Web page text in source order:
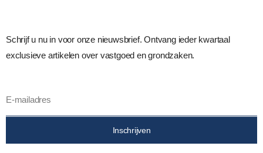
Schrijf u nu in voor onze nieuwsbrief. Ontvang ieder kwartaal
exclusieve artikelen over vastgoed en grondzaken.
Inschrijven